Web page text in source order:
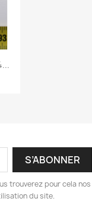
trouverez pour cela nos
du site.